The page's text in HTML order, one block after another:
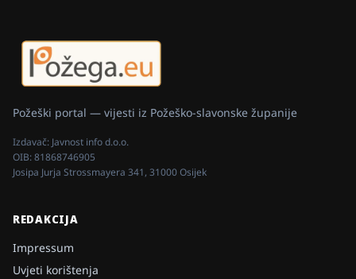
Požeški portal — vijesti iz Požeško-slavonske županije
Izdavač: Javnost info d.o.o.
OIB:81868746905
Josipa Jurja Strossmayera 341, 31000 Osijek
REDAKCIJA
Impressum
Uvjeti korištenja